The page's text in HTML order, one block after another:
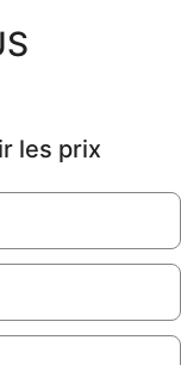
les prix